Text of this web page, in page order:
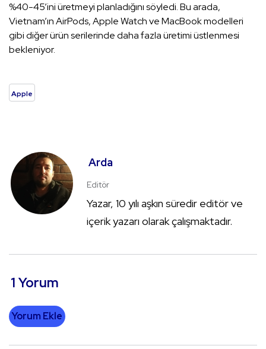
%40-45’ini üretmeyi planladığını söyledi. Bu arada,
Vietnam’ın AirPods, Apple Watch ve MacBook modelleri
gibi diğer ürün serilerinde daha fazla üretimi üstlenmesi
bekleniyor.
Apple
Arda
Editör
Yazar, 10 yılı aşkın süredir editör ve
içerik yazarı olarak çalışmaktadır.
1 Yorum
Yorum Ekle